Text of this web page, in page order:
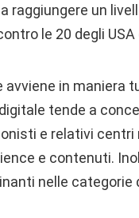
raggiungere un
le 20 degli USA
avviene in maniera
tende a
e relativi centri
e contenuti.
nelle